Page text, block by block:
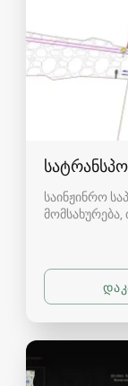
საინჟინრო
მომსახურება